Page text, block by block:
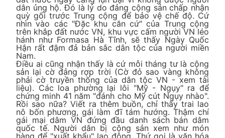
dân ủng hộ. Đó là lý do đảng cộng sản chấp nhận
quỳ gối trước Trung cộng để bảo vệ chế độ. Cứ
nhìn vào các "Đặc khu căn cứ" của Trung cộng
trên khắp đất nước VN, khu vực cấm người VN léo
hánh như Formasa Hà Tĩnh, sẽ thấy Ngày Quốc
Hận rất đậm đả bản sắc dân tộc của người miền
Nam.
Điều ai cũng nhận thấy là cứ mỗi tháng tư là cộng
sản lại cờ đảng rợp trời (Cờ đỏ sao vàng không
phải cờ truyền thống của dân tộc VN - xem tài
liệu). Các loa phường lại lôi "Mỹ - Ngụy" ra để
chứng minh 41 năm "đánh cho Mỹ cút Ngụy nhào".
Rồi sao nữa? Viết ra thêm buồn, chỉ thấy trai lao
nô bốn phương, gái làm đĩ tám hướng. Thậm chí
gái mại dâm VN đứng đầu danh sách bán dâm
quốc tế. Người dân bị cộng sản xem như món